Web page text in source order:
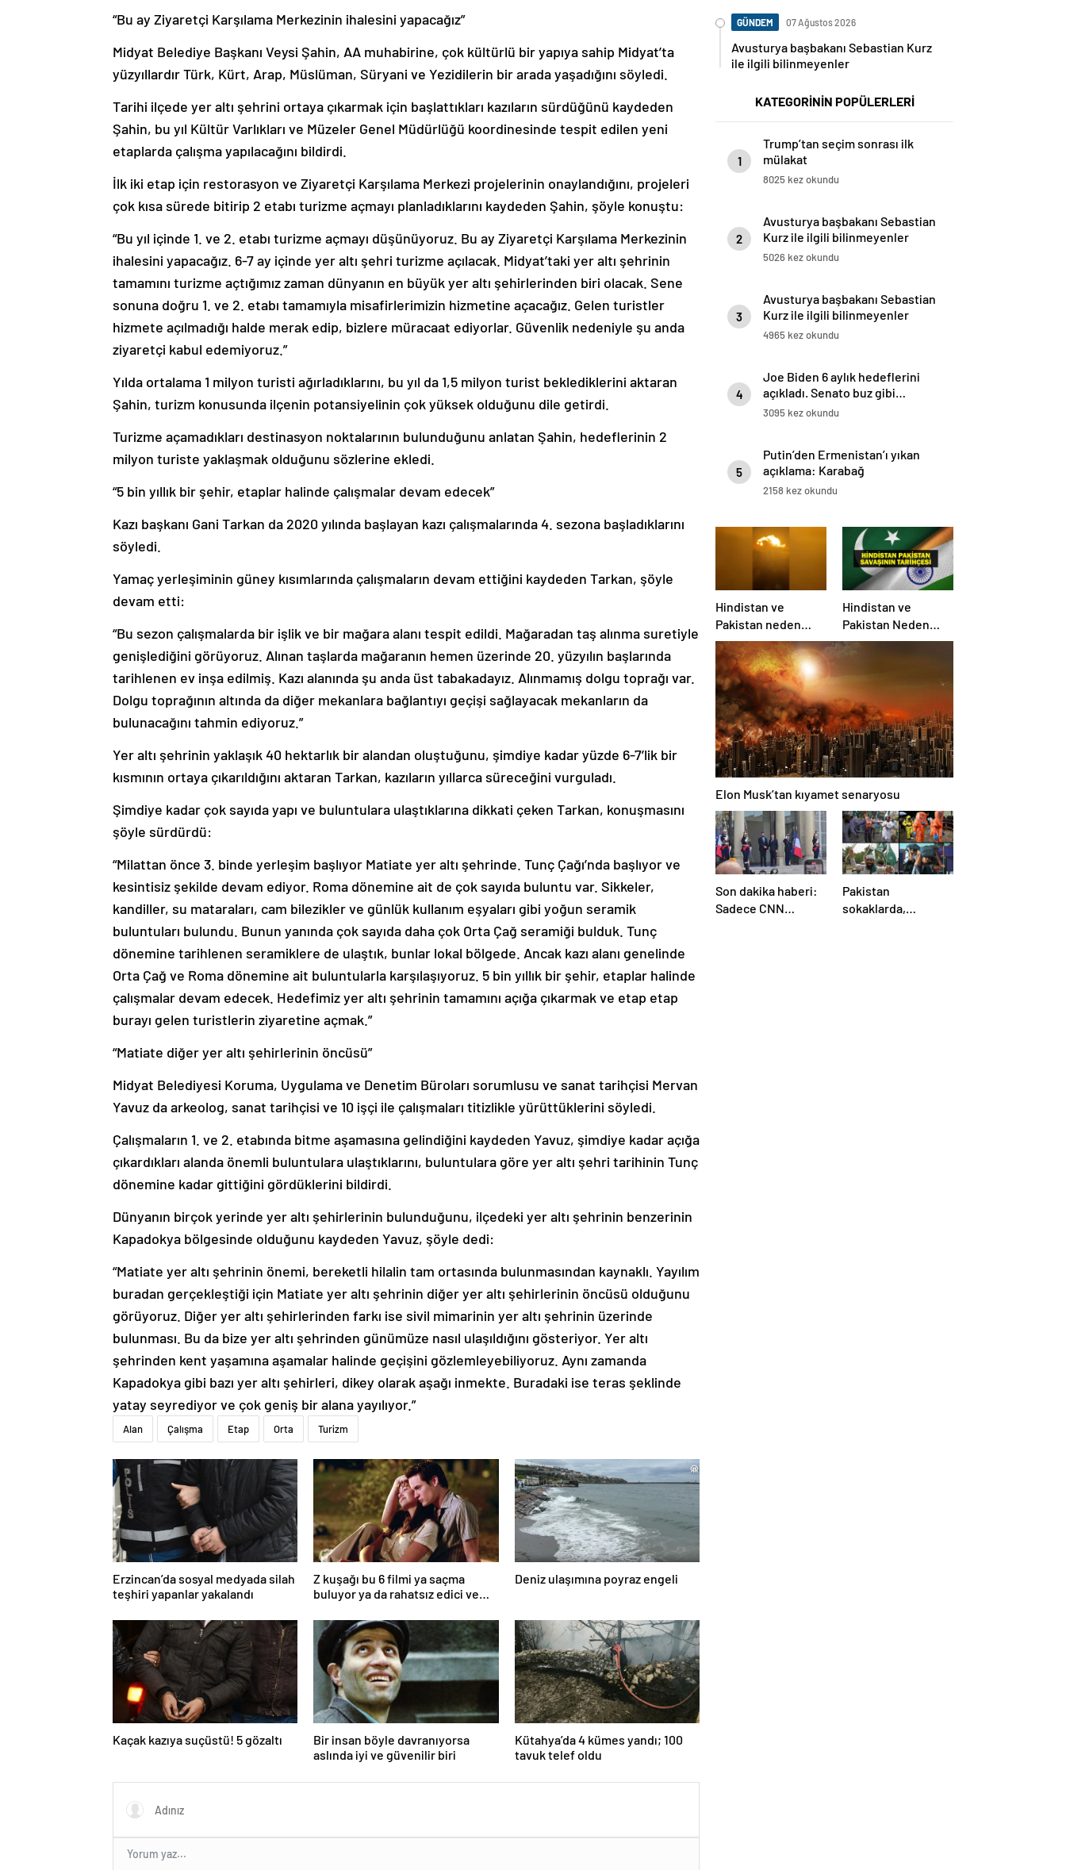
“Bu ay Ziyaretçi Karşılama Merkezinin ihalesini yapacağız”
Midyat Belediye Başkanı Veysi Şahin, AA muhabirine, çok kültürlü bir yapıya sahip Midyat’ta
yüzyıllardır Türk, Kürt, Arap, Müslüman, Süryani ve Yezidilerin bir arada yaşadığını söyledi.
Tarihi ilçede yer altı şehrini ortaya çıkarmak için başlattıkları kazıların sürdüğünü kaydeden
Şahin, bu yıl Kültür Varlıkları ve Müzeler Genel Müdürlüğü koordinesinde tespit edilen yeni
etaplarda çalışma yapılacağını bildirdi.
İlk iki etap için restorasyon ve Ziyaretçi Karşılama Merkezi projelerinin onaylandığını, projeleri
çok kısa sürede bitirip 2 etabı turizme açmayı planladıklarını kaydeden Şahin, şöyle konuştu:
“Bu yıl içinde 1. ve 2. etabı turizme açmayı düşünüyoruz. Bu ay Ziyaretçi Karşılama Merkezinin
ihalesini yapacağız. 6-7 ay içinde yer altı şehri turizme açılacak. Midyat’taki yer altı şehrinin
tamamını turizme açtığımız zaman dünyanın en büyük yer altı şehirlerinden biri olacak. Sene
sonuna doğru 1. ve 2. etabı tamamıyla misafirlerimizin hizmetine açacağız. Gelen turistler
hizmete açılmadığı halde merak edip, bizlere müracaat ediyorlar. Güvenlik nedeniyle şu anda
ziyaretçi kabul edemiyoruz.”
Yılda ortalama 1 milyon turisti ağırladıklarını, bu yıl da 1,5 milyon turist beklediklerini aktaran
Şahin, turizm konusunda ilçenin potansiyelinin çok yüksek olduğunu dile getirdi.
Turizme açamadıkları destinasyon noktalarının bulunduğunu anlatan Şahin, hedeflerinin 2
milyon turiste yaklaşmak olduğunu sözlerine ekledi.
“5 bin yıllık bir şehir, etaplar halinde çalışmalar devam edecek”
Kazı başkanı Gani Tarkan da 2020 yılında başlayan kazı çalışmalarında 4. sezona başladıklarını
söyledi.
Yamaç yerleşiminin güney kısımlarında çalışmaların devam ettiğini kaydeden Tarkan, şöyle
devam etti:
“Bu sezon çalışmalarda bir işlik ve bir mağara alanı tespit edildi. Mağaradan taş alınma suretiyle
genişlediğini görüyoruz. Alınan taşlarda mağaranın hemen üzerinde 20. yüzyılın başlarında
tarihlenen ev inşa edilmiş. Kazı alanında şu anda üst tabakadayız. Alınmamış dolgu toprağı var.
Dolgu toprağının altında da diğer mekanlara bağlantıyı geçişi sağlayacak mekanların da
bulunacağını tahmin ediyoruz.”
Yer altı şehrinin yaklaşık 40 hektarlık bir alandan oluştuğunu, şimdiye kadar yüzde 6-7’lik bir
kısmının ortaya çıkarıldığını aktaran Tarkan, kazıların yıllarca süreceğini vurguladı.
Şimdiye kadar çok sayıda yapı ve buluntulara ulaştıklarına dikkati çeken Tarkan, konuşmasını
şöyle sürdürdü:
“Milattan önce 3. binde yerleşim başlıyor Matiate yer altı şehrinde. Tunç Çağı’nda başlıyor ve
kesintisiz şekilde devam ediyor. Roma dönemine ait de çok sayıda buluntu var. Sikkeler,
kandiller, su mataraları, cam bilezikler ve günlük kullanım eşyaları gibi yoğun seramik
buluntuları bulundu. Bunun yanında çok sayıda daha çok Orta Çağ seramiği bulduk. Tunç
dönemine tarihlenen seramiklere de ulaştık, bunlar lokal bölgede. Ancak kazı alanı genelinde
Orta Çağ ve Roma dönemine ait buluntularla karşılaşıyoruz. 5 bin yıllık bir şehir, etaplar halinde
çalışmalar devam edecek. Hedefimiz yer altı şehrinin tamamını açığa çıkarmak ve etap etap
burayı gelen turistlerin ziyaretine açmak.”
“Matiate diğer yer altı şehirlerinin öncüsü”
Midyat Belediyesi Koruma, Uygulama ve Denetim Büroları sorumlusu ve sanat tarihçisi Mervan
Yavuz da arkeolog, sanat tarihçisi ve 10 işçi ile çalışmaları titizlikle yürüttüklerini söyledi.
Çalışmaların 1. ve 2. etabında bitme aşamasına gelindiğini kaydeden Yavuz, şimdiye kadar açığa
çıkardıkları alanda önemli buluntulara ulaştıklarını, buluntulara göre yer altı şehri tarihinin Tunç
dönemine kadar gittiğini gördüklerini bildirdi.
Dünyanın birçok yerinde yer altı şehirlerinin bulunduğunu, ilçedeki yer altı şehrinin benzerinin
Kapadokya bölgesinde olduğunu kaydeden Yavuz, şöyle dedi:
“Matiate yer altı şehrinin önemi, bereketli hilalin tam ortasında bulunmasından kaynaklı. Yayılım
buradan gerçekleştiği için Matiate yer altı şehrinin diğer yer altı şehirlerinin öncüsü olduğunu
görüyoruz. Diğer yer altı şehirlerinden farkı ise sivil mimarinin yer altı şehrinin üzerinde
bulunması. Bu da bize yer altı şehrinden günümüze nasıl ulaşıldığını gösteriyor. Yer altı
şehrinden kent yaşamına aşamalar halinde geçişini gözlemleyebiliyoruz. Aynı zamanda
Kapadokya gibi bazı yer altı şehirleri, dikey olarak aşağı inmekte. Buradaki ise teras şeklinde
yatay seyrediyor ve çok geniş bir alana yayılıyor.”
Alan Çalışma Etap Orta Turizm
Erzincan’da sosyal medyada silah
teşhiri yapanlar yakalandı
Z kuşağı bu 6 filmi ya saçma
buluyor ya da rahatsız edici ve
Deniz ulaşımına poyraz engeli
Kaçak kazıya suçüstü! 5 gözaltı
Bir insan böyle davranıyorsa
aslında iyi ve güvenilir biri
Kütahya’da 4 kümes yandı; 100
tavuk telef oldu
GÜNDEM 07 Ağustos 2026
Avusturya başbakanı Sebastian Kurz
ile ilgili bilinmeyenler
KATEGORİNİN POPÜLERLERİ
1
Trump’tan seçim sonrası ilk
mülakat
8025 kez okundu
2
Avusturya başbakanı Sebastian
Kurz ile ilgili bilinmeyenler
5026 kez okundu
3
Avusturya başbakanı Sebastian
Kurz ile ilgili bilinmeyenler
4965 kez okundu
4
Joe Biden 6 aylık hedeflerini
açıkladı. Senato buz gibi…
3095 kez okundu
5
Putin’den Ermenistan’ı yıkan
açıklama: Karabağ
Azerbaycan’ın ayrılmaz bir
2158 kez okundu
Hindistan ve
Pakistan neden
savaşıyor?
Hindistan ve
Pakistan Neden
Savaşıyor? Keşmir
Neden Savaş
Başladı? İşte
Hindistan Pakistan
Savaşının Tarihçesi!
Elon Musk’tan kıyamet senaryosu
Son dakika haberi:
Sadece CNN
Pakistan
sokaklarda,